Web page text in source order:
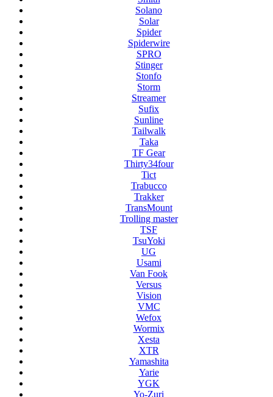
Solano
Solar
Spider
Spiderwire
SPRO
Stinger
Stonfo
Storm
Streamer
Sufix
Sunline
Tailwalk
Taka
TF Gear
Thirty34four
Tict
Trabucco
Trakker
TransMount
Trolling master
TSF
TsuYoki
UG
Usami
Van Fook
Versus
Vision
VMC
Wefox
Wormix
Xesta
XTR
Yamashita
Yarie
YGK
Yo-Zuri